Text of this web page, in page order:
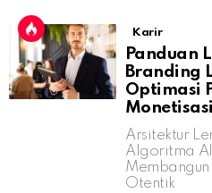
Karir
Panduan
Branding
Optimasi
Arsitektur
Algoritma
Otentik